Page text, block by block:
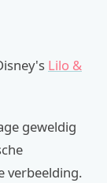
Lilo &
geweldig
verbeelding.